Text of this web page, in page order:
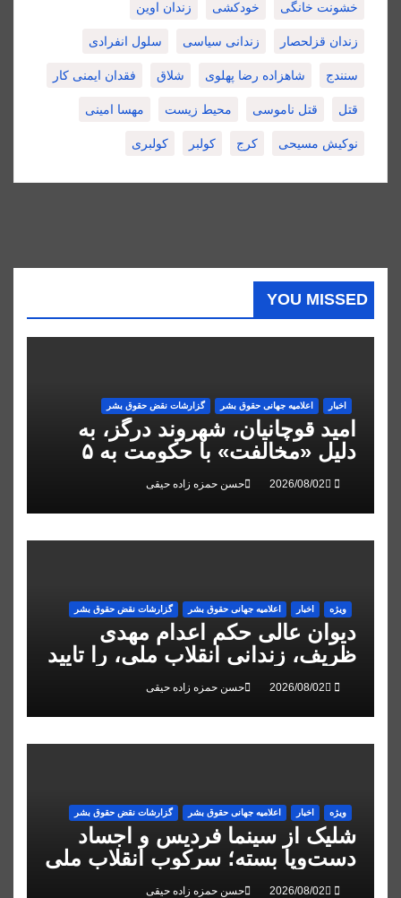
خشونت خانگی خودکشی زندان اوین
زندان قزلحصار زندانی سیاسی سلول انفرادی
سنندج شاهزاده رضا پهلوی شلاق فقدان ایمنی کار
قتل قتل ناموسی محیط زیست مهسا امینی
نوکیش مسیحی کرج کولبر کولبری
YOU MISSED
اخبار اعلاميه جهانی حقوق بشر گزارشات نقض حقوق بشر
امید قوچانیان، شهروند درگز، به
دلیل «مخالفت» با حکومت به ۵
سال زندان محکوم شد
حسن حمزه زاده حیقی
ویژه اخبار اعلاميه جهانی حقوق بشر گزارشات نقض حقوق بشر
دیوان عالی حکم اعدام مهدی
ظریف، زندانی انقلاب ملی، را تایید
کرد
حسن حمزه زاده حیقی
ویژه اخبار اعلاميه جهانی حقوق بشر گزارشات نقض حقوق بشر
شلیک از سینما فردیس و اجساد
دست‌وپا بسته؛ سرکوب انقلاب ملی
در البرز
حسن حمزه زاده حیقی